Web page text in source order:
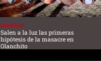
SUCESOS
Salen a la luz las primeras
hipótesis de la masacre en
Olanchito